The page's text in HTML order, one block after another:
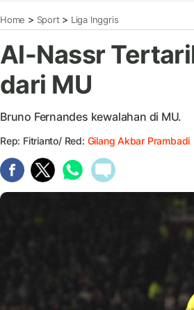
Home > Sport > Liga Inggris
Al-Nassr
dari MU
Bruno Fernandes kewalahan di MU.
Rep: Fitrianto/ Red: Gilang Akbar Prambadi